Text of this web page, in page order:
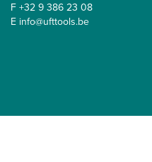
F +32 9 386 23 08
E info@ufttools.be